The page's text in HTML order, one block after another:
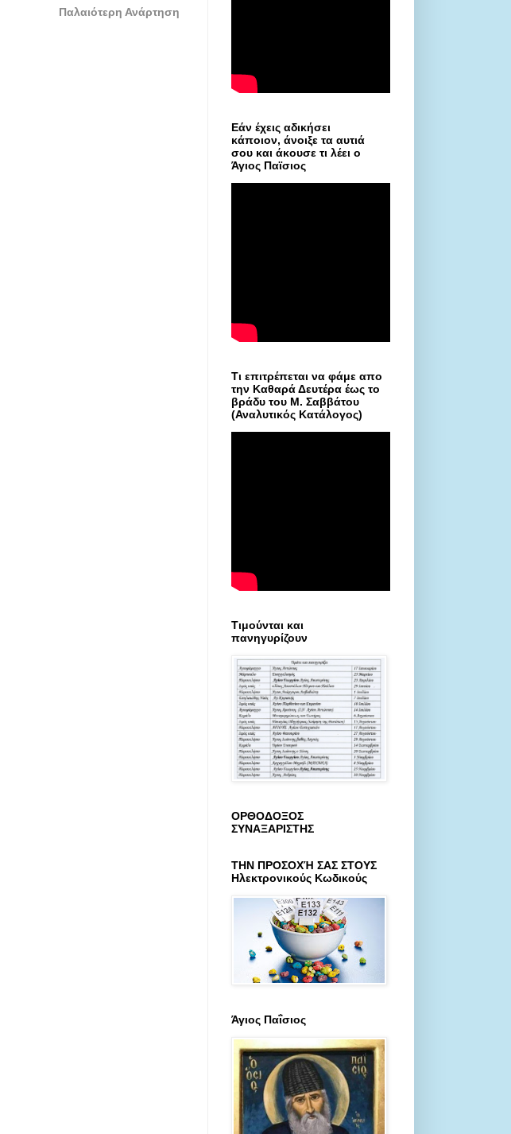
Παλαιότερη Ανάρτηση
Εάν έχεις αδικήσει
κάποιον, άνοιξε τα αυτιά
σου και άκουσε τι λέει ο
Άγιος Παϊσιος
Τι επιτρέπεται να φάμε απο
την Καθαρά Δευτέρα έως το
βράδυ του Μ. Σαββάτου
(Αναλυτικός Κατάλογος)
Τιμούνται και
πανηγυρίζουν
ΟΡΘΟΔΟΞΟΣ
ΣΥΝΑΞΑΡΙΣΤΗΣ
ΤΗΝ ΠΡΟΣΟΧΉ ΣΑΣ ΣΤΟΥΣ
Ηλεκτρονικούς Κωδικούς
Άγιος Παΐσιος